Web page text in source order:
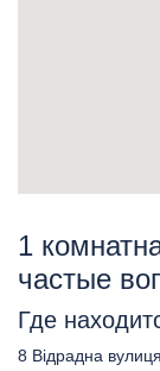
1
частые
Где
8 Відрадна